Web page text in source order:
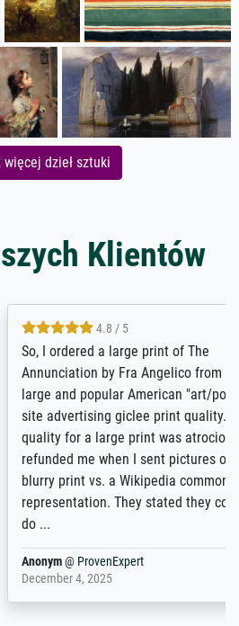
więcej dzieł sztuki
Klientów
print of The
Fra Angelico from a very
American "art/poster"
giclee print quality. The
print was atrocious. They
I sent pictures of the
Wikipedia commons
They stated they couldn't